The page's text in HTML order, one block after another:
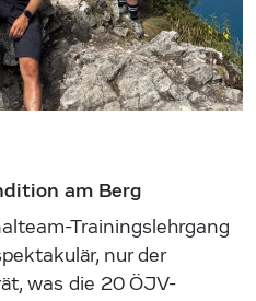
am Berg
Trainingslehrgang
nur der
was die 20 ÖJV-